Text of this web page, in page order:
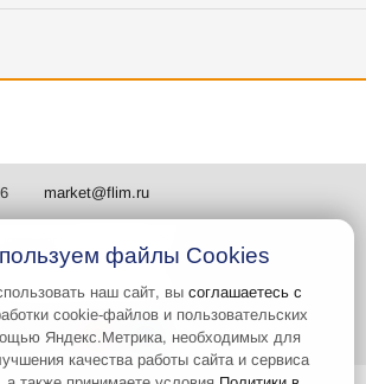
market@flim.ru
файлы Cookies
наш сайт, вы соглашаетесь с
cookie-файлов и пользовательских
Яндекс.Метрика, необходимых для
качества работы сайта и сервиса